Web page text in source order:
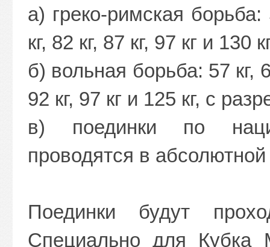
а) греко-римская борьба:
кг, 82 кг, 87 кг, 97 кг и
б) вольная борьба: 57 кг,
92 кг, 97 кг и 125 кг, с
в) поединки по
проводятся в
Поединки будут
Специально для Кубка